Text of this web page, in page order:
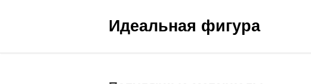
Идеальная фигура